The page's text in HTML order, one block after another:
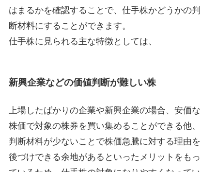
はまるかを確認することで、仕手株かどうかの判
断材料にすることができます。
仕手株に見られる主な特徴としては、
新興企業などの価値判断が難しい株
上場したばかりの企業や新興企業の場合、安価な
株価で対象の株券を買い集めることができる他、
判断材料が少ないことで株価急騰に対する理由を
後づけできる余地があるといったメリットをもっ